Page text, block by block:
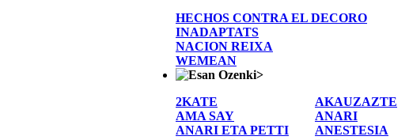
HECHOS CONTRA EL DECORO
INADAPTATS
NACION REIXA
WEMEAN
>
2KATE
AKAUZAZTE
AMA SAY
ANARI
ANARI ETA PETTI
ANESTESIA